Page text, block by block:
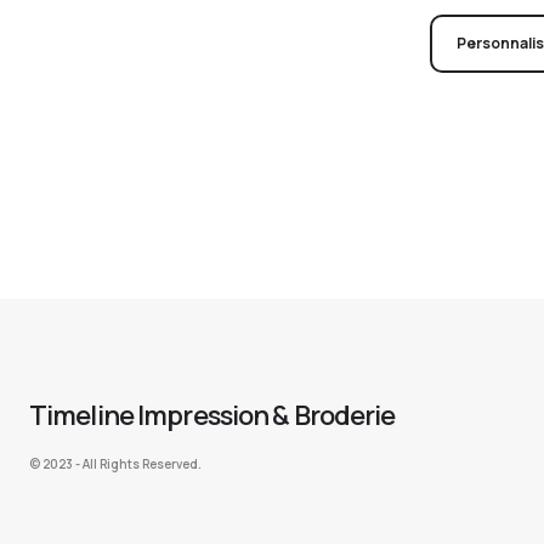
Timeline Impression & Broderie
©️ 2023 - All Rights Reserved.